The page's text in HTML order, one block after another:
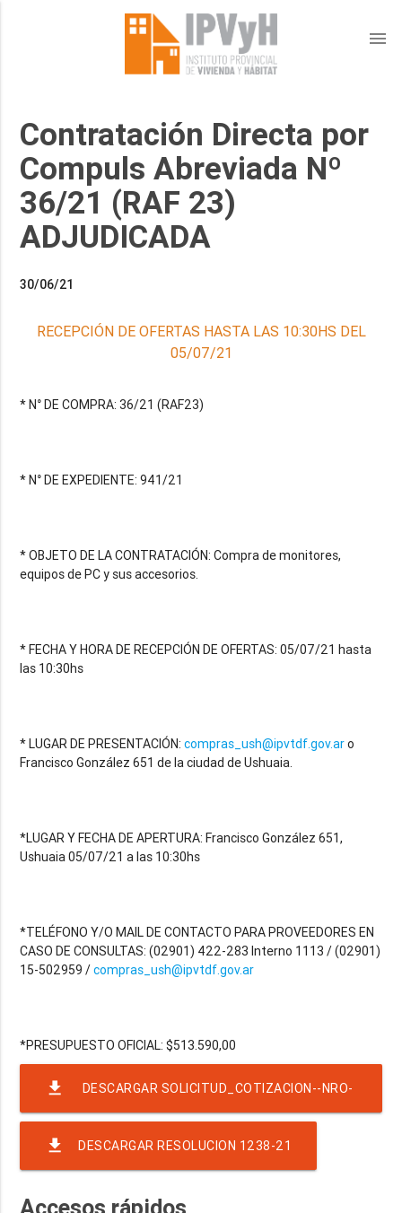
menu
Contratación Directa por
Compuls Abreviada Nº
36/21 (RAF 23)
ADJUDICADA
30/06/21
RECEPCIÓN DE OFERTAS HASTA LAS 10:30HS DEL
05/07/21
* N° DE COMPRA: 36/21 (RAF23)
* N° DE EXPEDIENTE: 941/21
* OBJETO DE LA CONTRATACIÓN: Compra de monitores,
equipos de PC y sus accesorios.
* FECHA Y HORA DE RECEPCIÓN DE OFERTAS: 05/07/21 hasta
las 10:30hs
* LUGAR DE PRESENTACIÓN:compras_ush@ipvtdf.gov.aro
Francisco González 651 de la ciudad de Ushuaia.
*LUGAR Y FECHA DE APERTURA: Francisco González 651,
Ushuaia 05/07/21 a las 10:30hs
*TELÉFONO Y/O MAIL DE CONTACTO PARA PROVEEDORES EN
CASO DE CONSULTAS: (02901) 422-283 Interno 1113 / (02901)
15-502959 /compras_ush@ipvtdf.gov.ar
file_download DESCARGAR SOLICITUD_COTIZACION--NRO-
36-EJER-2021-RAF-23-RND-3617
file_download DESCARGAR RESOLUCION 1238-21